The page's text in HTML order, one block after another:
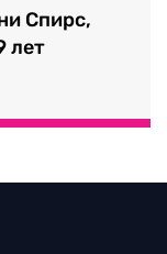
Спирс,
лет